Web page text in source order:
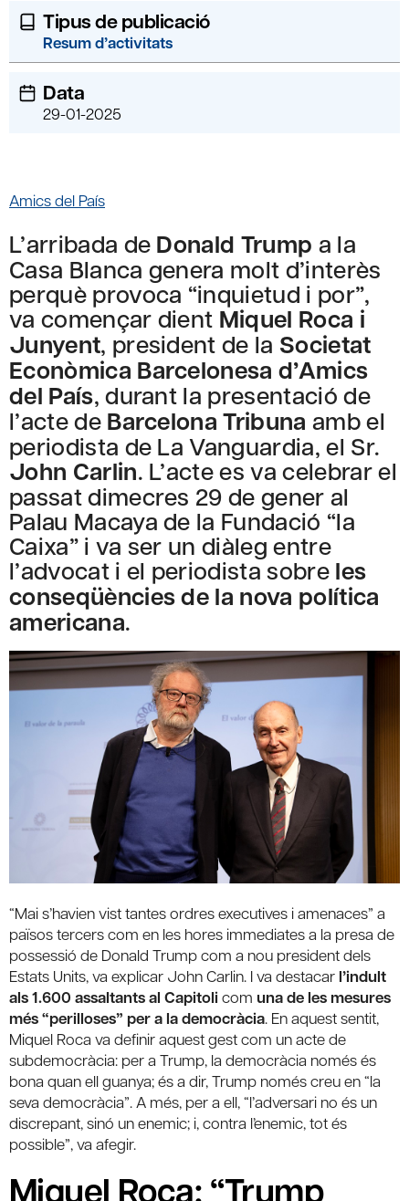
Tipus de publicació
Resum d’activitats
Data
29-01-2025
Amics del País
L’arribada de Donald Trump a la
Casa Blanca genera molt d’interès
perquè provoca “inquietud i por”,
va començar dient Miquel Roca i
Junyent, president de la Societat
Econòmica Barcelonesa d’Amics
del País, durant la presentació de
l’acte de Barcelona Tribuna amb el
periodista de La Vanguardia, el Sr.
John Carlin. L’acte es va celebrar el
passat dimecres 29 de gener al
Palau Macaya de la Fundació “la
Caixa” i va ser un diàleg entre
l’advocat i el periodista sobre les
conseqüències de la nova política
americana.
“Mai s’havien vist tantes ordres executives i amenaces” a
països tercers com en les hores immediates a la presa de
possessió de Donald Trump com a nou president dels
Estats Units, va explicar John Carlin. I va destacar l’indult
als 1.600 assaltants al Capitoli com una de les mesures
més “perilloses” per a la democràcia. En aquest sentit,
Miquel Roca va definir aquest gest com un acte de
subdemocràcia: per a Trump, la democràcia només és
bona quan ell guanya; és a dir, Trump només creu en “la
seva democràcia”. A més, per a ell, “l’adversari no és un
discrepant, sinó un enemic; i, contra l’enemic, tot és
possible”, va afegir.
Miquel Roca: “Trump